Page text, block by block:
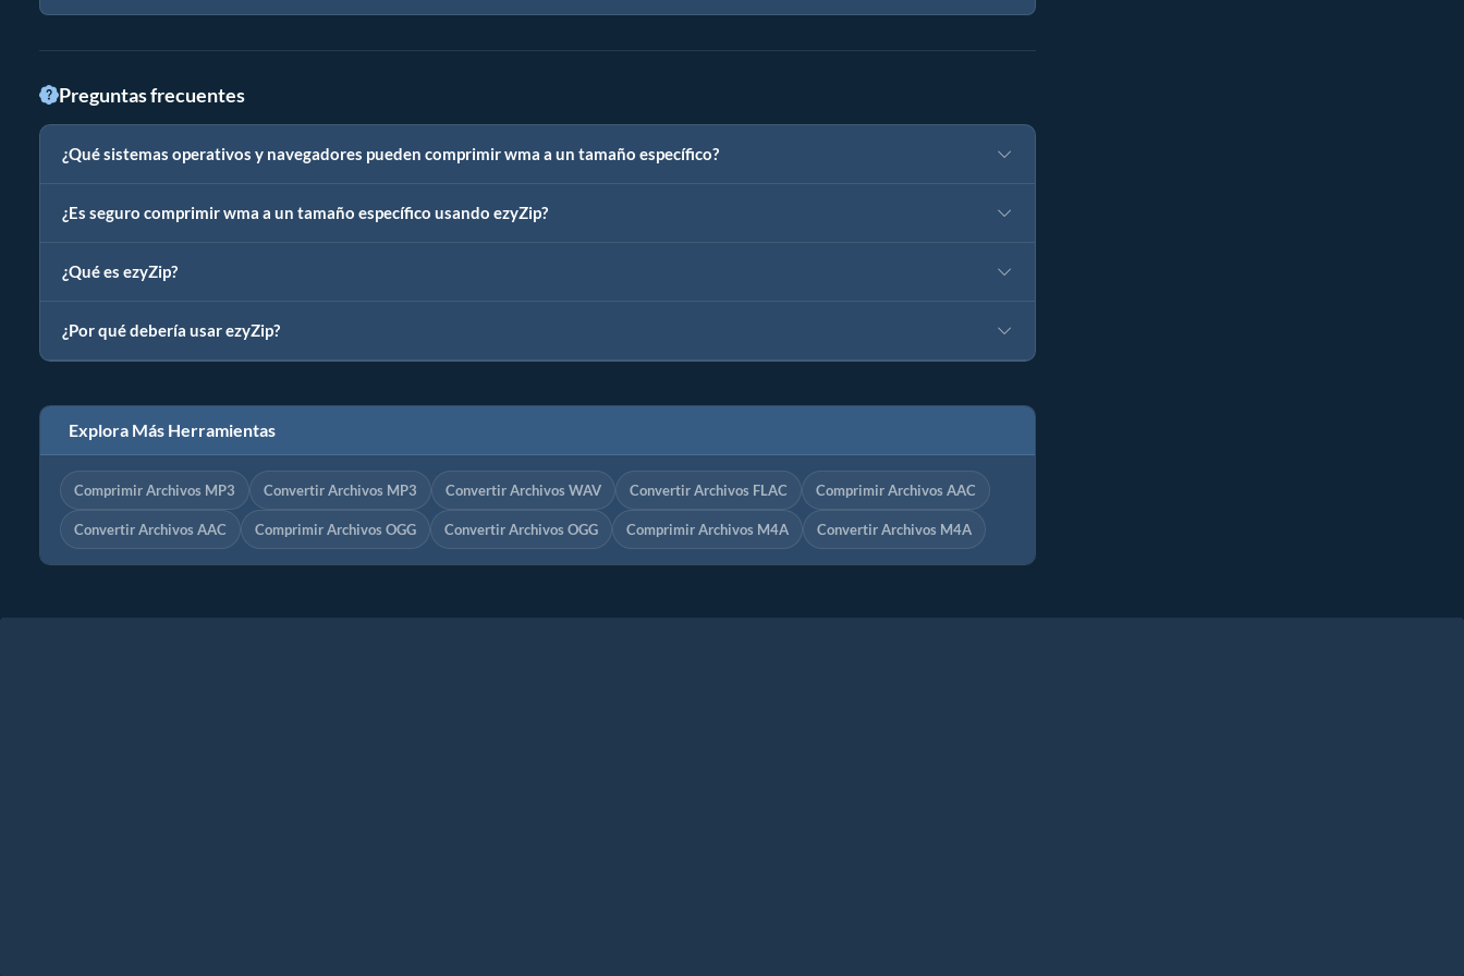
Preguntas frecuentes
¿Qué sistemas operativos y navegadores pueden comprimir wma a un tamaño específico?
¿Es seguro comprimir wma a un tamaño específico usando ezyZip?
¿Qué es ezyZip?
¿Por qué debería usar ezyZip?
Explora Más Herramientas
Comprimir Archivos MP3 Convertir Archivos MP3 Convertir Archivos WAV Convertir Archivos FLAC Comprimir Archivos AAC
Convertir Archivos AAC Comprimir Archivos OGG Convertir Archivos OGG Comprimir Archivos M4A Convertir Archivos M4A